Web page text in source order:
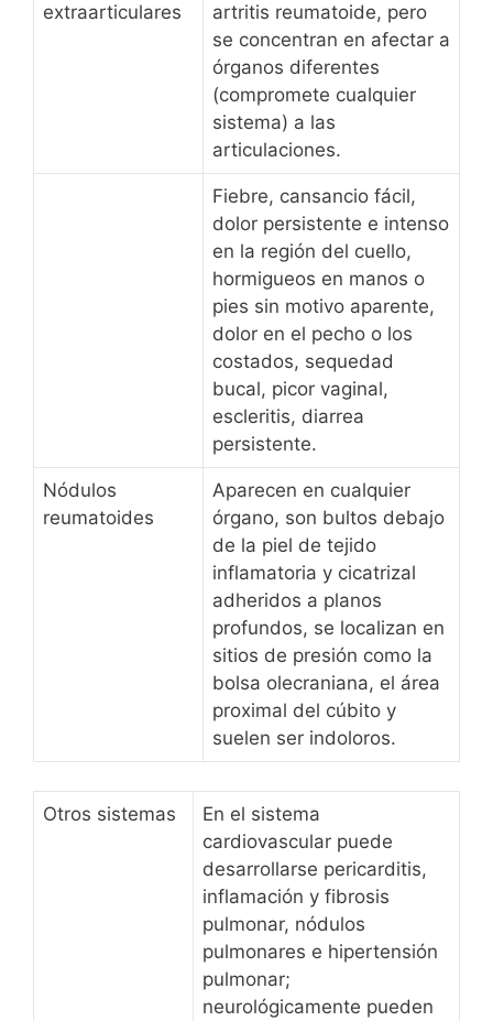
extraarticulares
artritis reumatoide, pero
se concentran en afectar a
órganos diferentes
(compromete cualquier
sistema) a las
articulaciones.
Fiebre, cansancio fácil,
dolor persistente e intenso
en la región del cuello,
hormigueos en manos o
pies sin motivo aparente,
dolor en el pecho o los
costados, sequedad
bucal, picor vaginal,
escleritis, diarrea
persistente.
Nódulos
reumatoides
Aparecen en cualquier
órgano, son bultos debajo
de la piel de tejido
inflamatoria y cicatrizal
adheridos a planos
profundos, se localizan en
sitios de presión como la
bolsa olecraniana, el área
proximal del cúbito y
suelen ser indoloros.
Otros sistemas
En el sistema
cardiovascular puede
desarrollarse pericarditis,
inflamación y fibrosis
pulmonar, nódulos
pulmonares e hipertensión
pulmonar;
neurológicamente pueden